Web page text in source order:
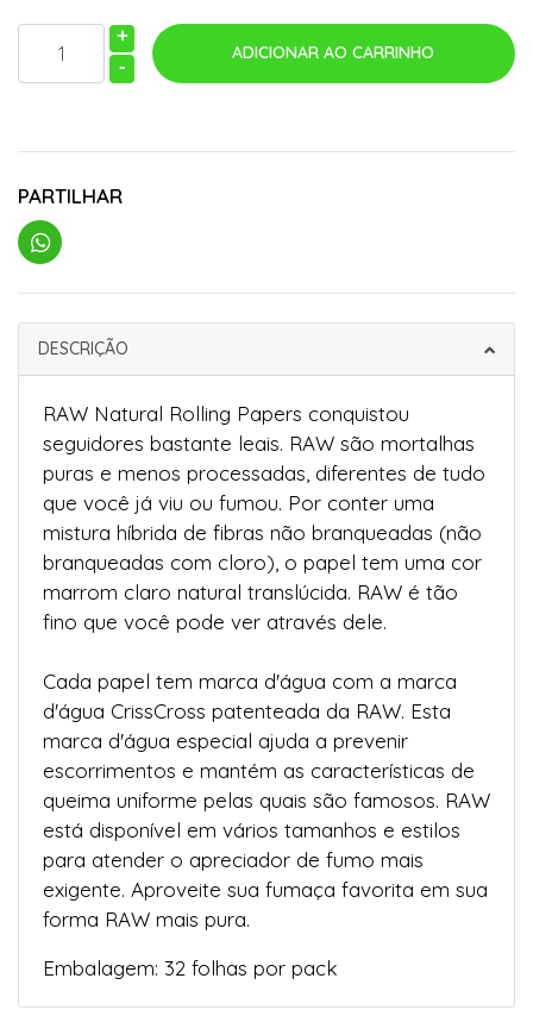
+
-
PARTILHAR
DESCRIÇÃO
RAW Natural Rolling Papers conquistou
seguidores bastante leais. RAW são mortalhas
puras e menos processadas, diferentes de tudo
que você já viu ou fumou. Por conter uma
mistura híbrida de fibras não branqueadas (não
branqueadas com cloro), o papel tem uma cor
marrom claro natural translúcida. RAW é tão
fino que você pode ver através dele.
Cada papel tem marca d'água com a marca
d'água CrissCross patenteada da RAW. Esta
marca d'água especial ajuda a prevenir
escorrimentos e mantém as características de
queima uniforme pelas quais são famosos. RAW
está disponível em vários tamanhos e estilos
para atender o apreciador de fumo mais
exigente. Aproveite sua fumaça favorita em sua
forma RAW mais pura.
Embalagem: 32 folhas por pack